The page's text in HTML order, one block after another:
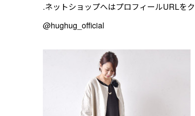
.ネットショップへはプロフィールURLを
@hughug_official